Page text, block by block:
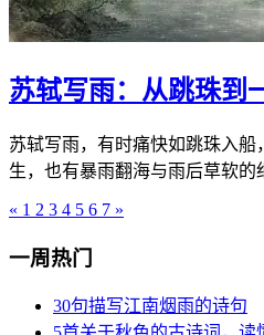
苏轼写雨：从跳珠到
苏轼写雨，有时痛快如跳珠入
生，也有暴雨翻海与雨后草软
之后把日子重新过轻。
« 1 2 3 4 5 6 7 »
一周热门
30句描写江南烟雨的诗句